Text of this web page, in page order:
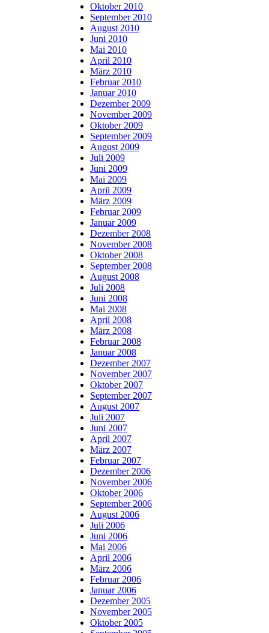
Oktober 2010
September 2010
August 2010
Juni 2010
Mai 2010
April 2010
März 2010
Februar 2010
Januar 2010
Dezember 2009
November 2009
Oktober 2009
September 2009
August 2009
Juli 2009
Juni 2009
Mai 2009
April 2009
März 2009
Februar 2009
Januar 2009
Dezember 2008
November 2008
Oktober 2008
September 2008
August 2008
Juli 2008
Juni 2008
Mai 2008
April 2008
März 2008
Februar 2008
Januar 2008
Dezember 2007
November 2007
Oktober 2007
September 2007
August 2007
Juli 2007
Juni 2007
April 2007
März 2007
Februar 2007
Dezember 2006
November 2006
Oktober 2006
September 2006
August 2006
Juli 2006
Juni 2006
Mai 2006
April 2006
März 2006
Februar 2006
Januar 2006
Dezember 2005
November 2005
Oktober 2005